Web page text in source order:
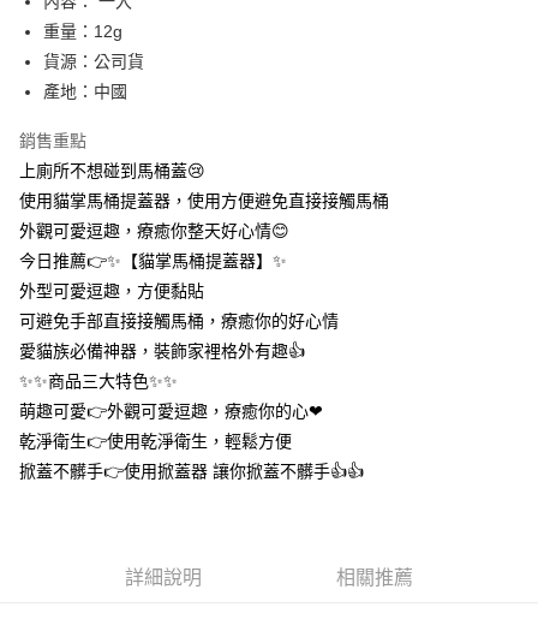
匯豐（台灣）商業銀行
聯邦商業銀行
元大商業銀行
玉山商業銀行
台灣樂天信用卡公司
街口支付
相關說明
【關於「AFTEE先享後付」】
AFTEE先享後付是「在收到商品之後才付款」的支付方式。 讓您購物簡單
便利好安心！
１．簡單：不需註冊會員、不需綁卡、不需儲值。
２．便利：只要手機號碼，簡訊認證，即可結帳。
３．安心：先確認商品／服務後，再付款。
【「AFTEE先享後付」結帳流程】
１．於結帳方式選擇「AFTEE先享後付」後，將跳轉至「AFTEE先享後付」
結帳頁面，進行簡訊認證並確認金額後，即可完成結帳。
３．收到繳費通知簡訊後14天內，點擊此簡訊中的連結，可透過四大超商／
ATM／網路銀行／等多元方式進行付款，方視為交易完成。
※ 請注意：結帳手續完成當下不需立刻繳費，但若您需要取消訂單，請聯絡
購買商品的店家。未經商家同意取消之訂單仍視為有效，需透過AFTEE先享
客戶支援中心」https://netprotections.freshdesk.com/support/home
ATM付款
運送方式
全家取貨付款
每筆NT$60，滿NT$399(含以上)免運費
付款後全家取貨
每筆NT$60，滿NT$399(含以上)免運費
7-11取貨付款
每筆NT$60，滿NT$399(含以上)免運費
重量：12g
貨源：公司貨
產地：中國
銷售重點
上廁所不想碰到馬桶蓋😢
使用貓掌馬桶提蓋器，使用方便避免直接接觸馬桶
外觀可愛逗趣，療癒你整天好心情😊
今日推薦👉✨【貓掌馬桶提蓋器】✨
外型可愛逗趣，方便黏貼
可避免手部直接接觸馬桶，療癒你的好心情
愛貓族必備神器，裝飾家裡格外有趣👍
✨✨商品三大特色✨✨
萌趣可愛👉外觀可愛逗趣，療癒你的心❤
乾淨衛生👉使用乾淨衛生，輕鬆方便
掀蓋不髒手👉使用掀蓋器 讓你掀蓋不髒手👍👍
詳細說明 相關推薦